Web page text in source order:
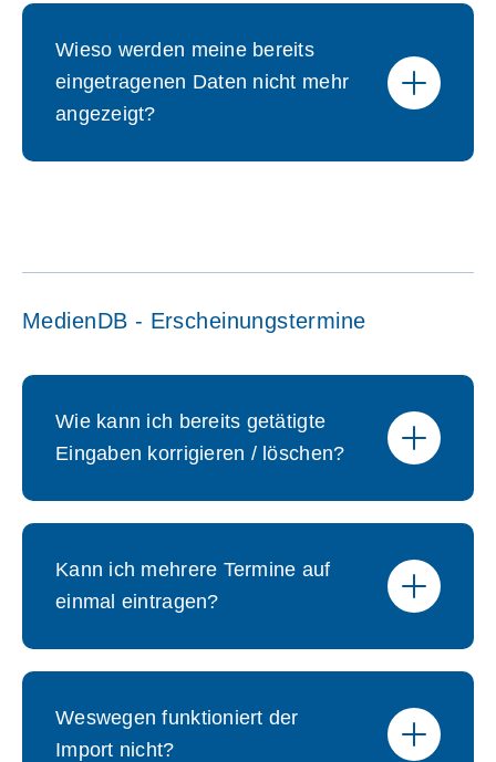
Wieso werden meine bereits
eingetragenen Daten nicht mehr
angezeigt?
MedienDB - Erscheinungstermine
Wie kann ich bereits getätigte
Eingaben korrigieren / löschen?
Kann ich mehrere Termine auf
einmal eintragen?
Weswegen funktioniert der
Import nicht?